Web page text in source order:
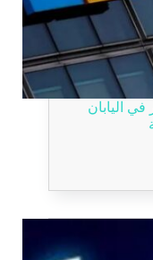
دولار في اليابان